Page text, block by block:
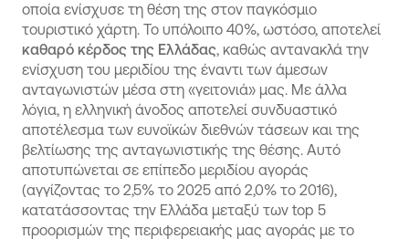
οποία ενίσχυσε τη θέση της στον παγκόσμιο
τουριστικό χάρτη. Το υπόλοιπο 40%, ωστόσο, αποτελεί
καθαρό κέρδος της Ελλάδας, καθώς αντανακλά την
ενίσχυση του μεριδίου της έναντι των άμεσων
ανταγωνιστών μέσα στη «γειτονιά» μας. Με άλλα
λόγια, η ελληνική άνοδος αποτελεί συνδυαστικό
αποτέλεσμα των ευνοϊκών διεθνών τάσεων και της
βελτίωσης της ανταγωνιστικής της θέσης. Αυτό
αποτυπώνεται σε επίπεδο μεριδίου αγοράς
(αγγίζοντας το 2,5% το 2025 από 2,0% το 2016),
κατατάσσοντας την Ελλάδα μεταξύ των top 5
προορισμών της περιφερειακής μας αγοράς με το